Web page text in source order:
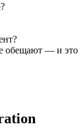
обещают — и это